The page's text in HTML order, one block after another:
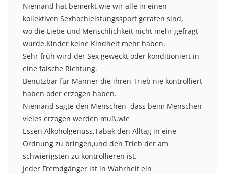
Niemand hat bemerkt wie wir alle in einen
kollektiven Sexhochleistungssport geraten sind,
wo die Liebe und Menschlichkeit nicht mehr gefragt
wurde.Kinder keine Kindheit mehr haben.
Sehr früh wird der Sex geweckt oder konditioniert in
eine falsche Richtung.
Benutzbar für Männer die ihren Trieb nie kontrolliert
haben oder erzogen haben.
Niemand sagte den Menschen ,dass beim Menschen
vieles erzogen werden muß,wie
Essen,Alkoholgenuss,Tabak,den Alltag in eine
Ordnung zu bringen,und den Trieb der am
schwierigsten zu kontrollieren ist.
Jeder Fremdgänger ist in Wahrheit ein